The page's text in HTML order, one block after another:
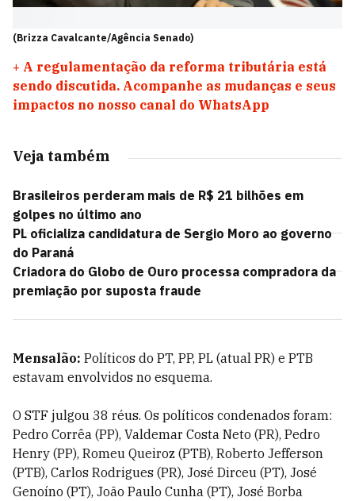
(Brizza Cavalcante/Agência Senado)
+ A regulamentação da reforma tributária está
sendo discutida. Acompanhe as mudanças e seus
impactos no nosso canal do WhatsApp
Veja também
Brasileiros perderam mais de R$ 21 bilhões em
golpes no último ano
PL oficializa candidatura de Sergio Moro ao governo
do Paraná
Criadora do Globo de Ouro processa compradora da
premiação por suposta fraude
Mensalão: Políticos do PT, PP, PL (atual PR) e PTB
estavam envolvidos no esquema.
O STF julgou 38 réus. Os políticos condenados foram:
Pedro Corrêa (PP), Valdemar Costa Neto (PR), Pedro
Henry (PP), Romeu Queiroz (PTB), Roberto Jefferson
(PTB), Carlos Rodrigues (PR), José Dirceu (PT), José
Genoíno (PT), João Paulo Cunha (PT), José Borba